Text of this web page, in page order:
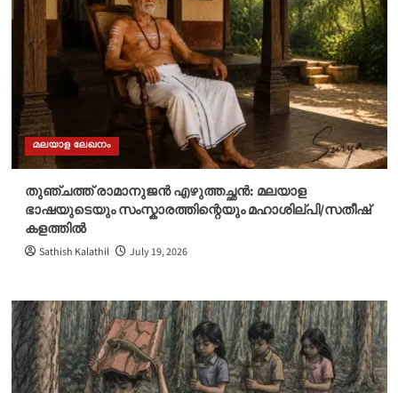
മലയാള ലേഖനം
തുഞ്ചത്ത് രാമാനുജൻ എഴുത്തച്ഛൻ: മലയാള
ഭാഷയുടെയും സംസ്കാരത്തിന്റെയും മഹാശില്പി/സതീഷ്
കളത്തിൽ
Sathish Kalathil July 19, 2026